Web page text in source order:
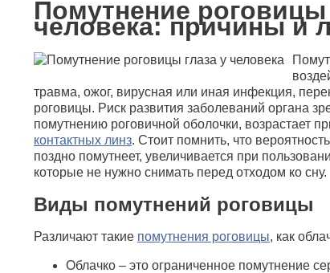
Помутнение роговицы
человека: причины и
травма, ожог, вирусная или иная инфекция,
роговицы. Риск развития заболеваний органа
помутнению роговичной оболочки, возрастает
контактных линз. Стоит помнить, что
поздно помутнеет, увеличивается при
которые не нужно снимать перед отходом ко сну.
Виды помутнений роговицы
Различают такие помутнения роговицы, как
Облачко – это ограниченное помутнение